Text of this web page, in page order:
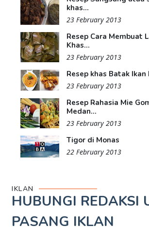
khas...
23 February 2013
Resep Cara Membuat
Khas...
23 February 2013
Resep khas Batak Ikan
23 February 2013
Resep Rahasia Mie
Medan...
23 February 2013
Tigor di Monas
22 February 2013
IKLAN
HUBUNGI REDAKSI
PASANG IKLAN